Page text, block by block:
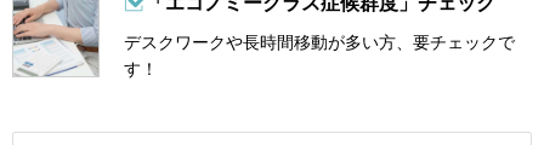
デスクワークや長時間移動が多い方、要チェックで
す！